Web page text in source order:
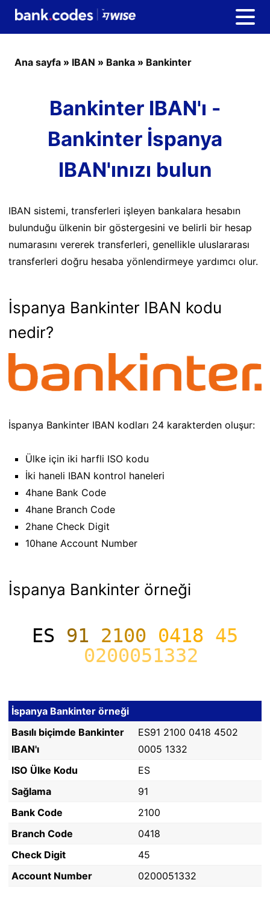
Ana sayfa » IBAN » Banka » Bankinter
Bankinter IBAN'ı -
Bankinter İspanya
IBAN'ınızı bulun
IBAN sistemi, transferleri işleyen bankalara hesabın
bulunduğu ülkenin bir göstergesini ve belirli bir hesap
numarasını vererek transferleri, genellikle uluslararası
transferleri doğru hesaba yönlendirmeye yardımcı olur.
İspanya Bankinter IBAN kodu
nedir?
İspanya Bankinter IBAN kodları 24 karakterden oluşur:
Ülke için iki harfli ISO kodu
İki haneli IBAN kontrol haneleri
4hane Bank Code
4hane Branch Code
2hane Check Digit
10hane Account Number
İspanya Bankinter örneği
ES 91 2100 0418 45
0200051332
İspanya Bankinter örneği
Basılı biçimde Bankinter
IBAN'ı
ES91 2100 0418 4502
0005 1332
ISO Ülke Kodu
ES
Sağlama
91
Bank Code
2100
Branch Code
0418
Check Digit
45
Account Number
0200051332